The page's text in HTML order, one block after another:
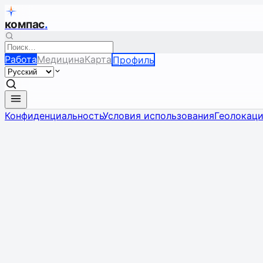
компас.
РаботаМедицинаКарта Профиль
КонфиденциальностьУсловия использования